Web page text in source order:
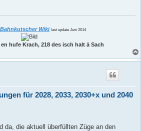
Wiki last update Juni 2014
hufe Krach, 218 des isch halt ä Sach
für 2028, 2033, 2030+x und 2040
da, die aktuell überfüllten Züge an den